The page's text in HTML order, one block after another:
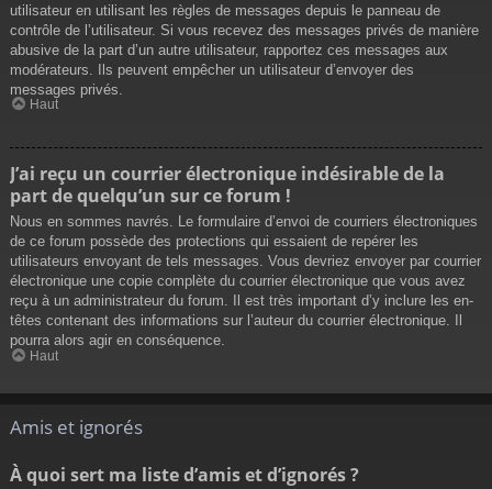
utilisateur en utilisant les règles de messages depuis le panneau de
contrôle de l’utilisateur. Si vous recevez des messages privés de manière
abusive de la part d’un autre utilisateur, rapportez ces messages aux
modérateurs. Ils peuvent empêcher un utilisateur d’envoyer des
messages privés.
Haut
J’ai reçu un courrier électronique indésirable de la
part de quelqu’un sur ce forum !
Nous en sommes navrés. Le formulaire d’envoi de courriers électroniques
de ce forum possède des protections qui essaient de repérer les
utilisateurs envoyant de tels messages. Vous devriez envoyer par courrier
électronique une copie complète du courrier électronique que vous avez
reçu à un administrateur du forum. Il est très important d’y inclure les en-
têtes contenant des informations sur l’auteur du courrier électronique. Il
pourra alors agir en conséquence.
Haut
Amis et ignorés
À quoi sert ma liste d’amis et d’ignorés ?